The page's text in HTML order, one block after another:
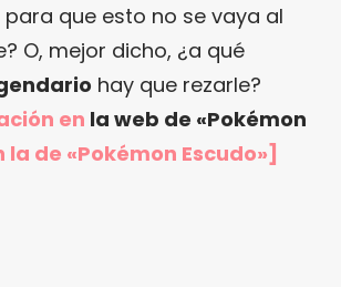
que esto no se vaya al
O, mejor dicho, ¿a qué
hay que rezarle?
en la web de «Pokémon
la de «Pokémon Escudo»]
fantasticmag.es?